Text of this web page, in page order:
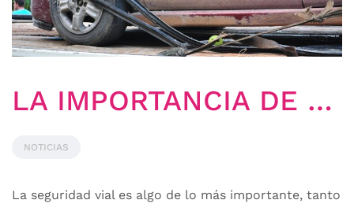
LA IMPORTANCIA DE UN BUEN SEGURO
NOTICIAS
La seguridad vial es algo de lo más importante, tanto